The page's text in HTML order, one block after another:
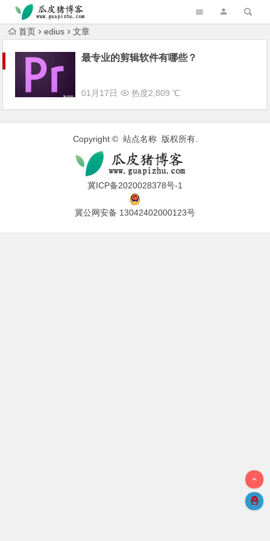
跳转到主内容
首页 edius 文章
最专业的剪辑软件有哪些？
01月17日 热度2,809 ℃
Copyright © 站点名称 版权所有.
冀ICP备2020028378号-1
冀公网安备 13042402000123号